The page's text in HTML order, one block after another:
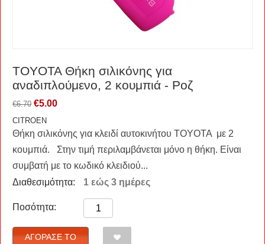
TOYOTA Θήκη σιλικόνης για
αναδιπλούμενο, 2 κουμπιά - Ροζ
€6.70 €5.00
CITROEN
Θήκη σιλικόνης για κλειδί αυτοκινήτου TOYOTA με 2
κουμπιά. Στην τιμή περιλαμβάνεται μόνο η θήκη. Είναι
συμβατή με το κωδικό κλειδιού...
Διαθεσιμότητα:
1 εώς 3 ημέρες
Ποσότητα:
ΑΓΌΡΑΣΈ ΤΟ